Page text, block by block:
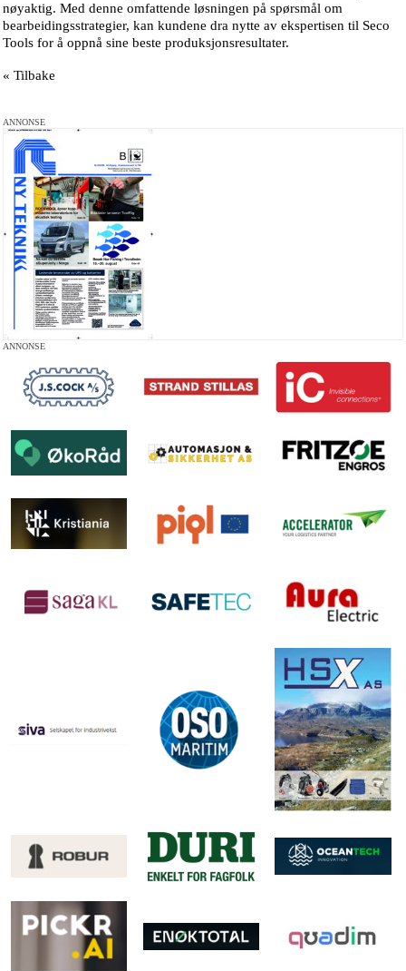
nøyaktig. Med denne omfattende løsningen på spørsmål om
bearbeidingsstrategier, kan kundene dra nytte av ekspertisen til Seco
Tools for å oppnå sine beste produksjonsresultater.
« Tilbake
ANNONSE
ANNONSE